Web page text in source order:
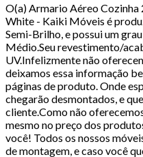
O(a) Armario Aéreo
White - Kaiki Móveis é
Semi-Brilho, e possui um
Médio.Seu revestimento/
UV.Infelizmente não
deixamos essa informação
páginas de produto. Onde
chegarão desmontados, e
cliente.Como não
mesmo no preço dos
você! Todos os nossos
de montagem, e caso você